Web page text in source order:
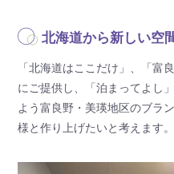
北海道から新しい空
「北海道はここだけ」、「富
にご提供し、「泊まってよし
よう富良野・美瑛地区のブラ
様と作り上げたいと考えます。